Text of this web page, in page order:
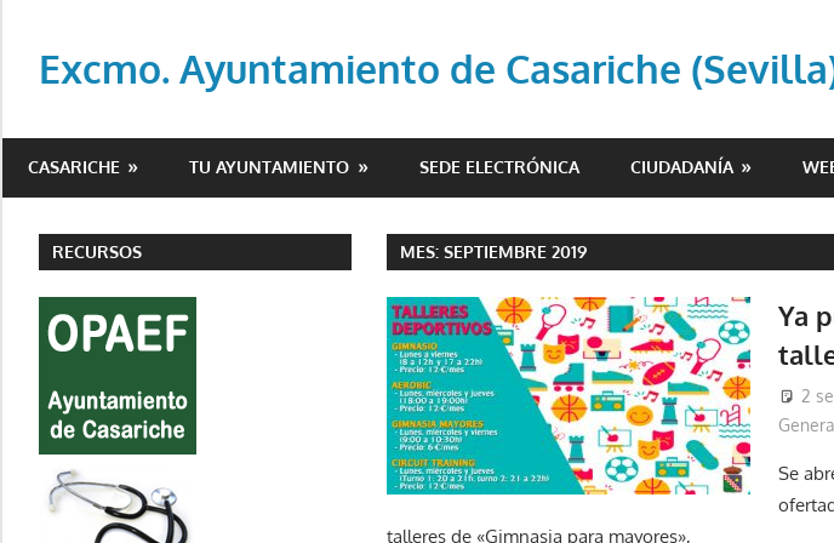
contenido
Excmo. Ayuntamiento de Casariche
del
de
Casariche
CASARICHE TU AYUNTAMIENTO SEDE ELECTRÓNICA CIUDADANÍA
MES:SEPTIEMBRE 2019
Ya
2
Se
talleres de «Gimnasia para mayores»,
RECURSOS